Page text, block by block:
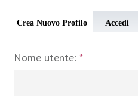
Crea Nuovo Profilo Accedi
Nome utente: *